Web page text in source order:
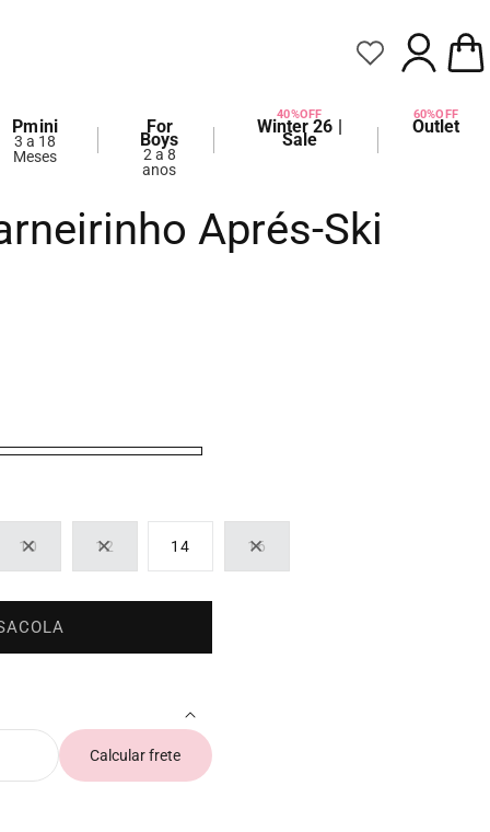
Pmini
3 a 18
Meses
For
Boys
2 a 8
anos
40%OFF
Winter 26 |
Sale
60%OFF
Outlet
FAZER
LOGIN
Aprés-Ski
10
esgotada
indisponível
12
esgotada
indisponível
14
16
esgotada
Calcular frete